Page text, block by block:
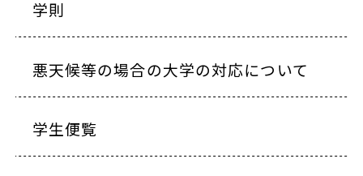
学則
悪天候等の場合の大学の対応について
学生便覧